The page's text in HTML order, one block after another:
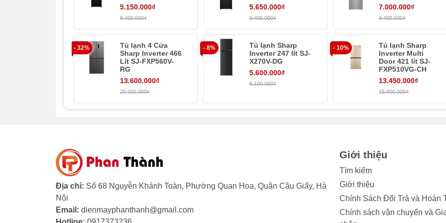
Thiết kế Multi Door 4 cánh sang trọng, hiện đại
EQE5760B-B là lựa chọn hoàn hảo cho các gia đình
thành viên (trên 5 người) hoặc có nhu cầu trữ thực phẩm lớn cho cả tuần. Trong đó, ngăn đông chiếm 153
và ngăn mát rộng rãi 409 lít.
5.150.000₫
9.400.000₫
5.650.000₫
9.400.000₫
7.000.000₫
9.400.000₫
- 32%
Tủ lạnh 4 Cửa
Sharp Inverter 466
Lít SJ-FXP560V-
RG
13.600.000₫
20.000.000₫
- 8%
Tủ lạnh Sharp
Inverter 247 lít SJ-
X270V-DG
5.600.000₫
6.100.000₫
- 10%
Tủ lạnh Sharp
Inverter Multi
Door 421 lít SJ-
FXP510VG-CH
13.450.000₫
15.000.000₫
Địa chỉ: Số 68 Nguyễn Khánh Toàn, Phường Quan Hoa, Quận Cầu Giấy, Hà
Nội
Email: dienmayphanthanh@gmail.com
Giới thiệu
Tìm kiếm
Giới thiệu
Chính Sách Đổi Trả và Hoàn
Chính sách vận chuyển và